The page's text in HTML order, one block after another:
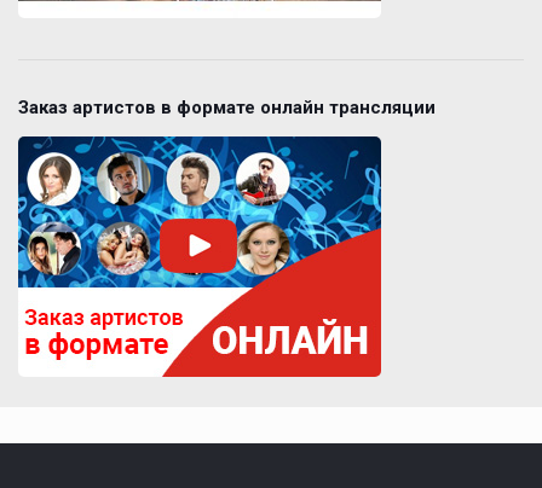
Заказ артистов в формате онлайн трансляции